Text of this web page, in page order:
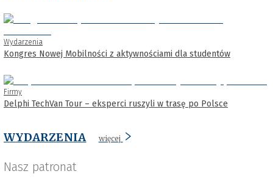
Wydarzenia
Kongres Nowej Mobilności z aktywnościami dla studentów
Firmy
Delphi TechVan Tour – eksperci ruszyli w trasę po Polsce
WYDARZENIA więcej
Nasz patronat